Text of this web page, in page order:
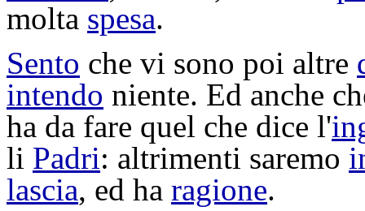
molta spesa.
Sento che vi sono poi altre
intendo niente. Ed anche
ha da fare quel che dice l'
li Padri: altrimenti saremo
lascia, ed ha ragione.